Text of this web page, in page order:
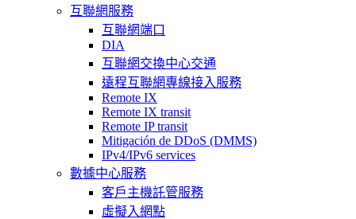
互聯網服務
互聯網端口
DIA
互聯網交換中心交通
遠程互聯網專線接入服務
Remote IX
Remote IX transit
Remote IP transit
Mitigación de DDoS (DMMS)
IPv4/IPv6 services
數據中心服務
客戶主機託管服務
虛擬入網點